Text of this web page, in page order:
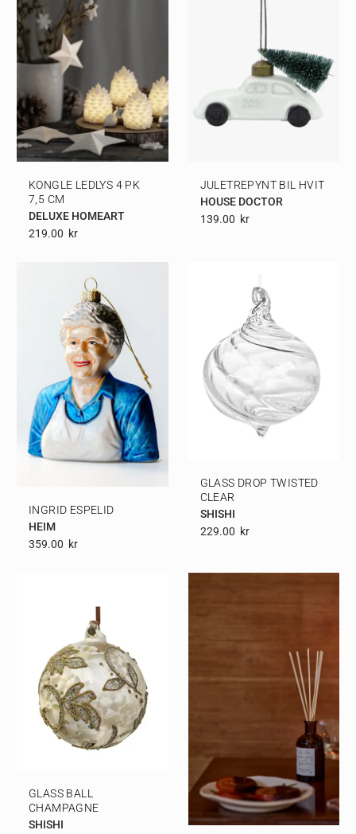
KONGLE LEDLYS 4 PK
7,5 CM
DELUXE HOMEART
219.00 Kr
JULETREPYNT BIL HVIT
HOUSE DOCTOR
139.00 Kr
INGRID ESPELID
HEIM
359.00 Kr
GLASS DROP TWISTED
CLEAR
SHISHI
229.00 Kr
GLASS BALL
CHAMPAGNE
SHISHI